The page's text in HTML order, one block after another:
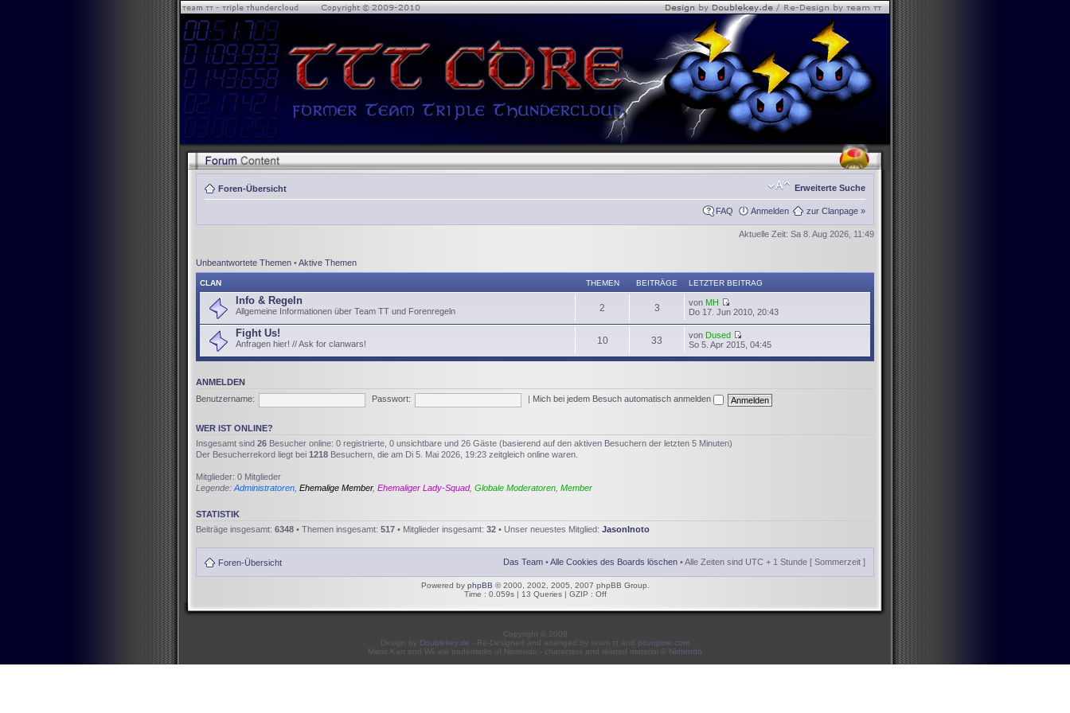
Foren-Übersicht Erweiterte Suche
FAQ Anmelden zur Clanpage »
Aktuelle Zeit: Sa 8. Aug 2026, 11:49
Unbeantwortete Themen •Aktive Themen
CLAN THEMEN BEITRÄGE LETZTER BEITRAG
Info & Regeln
Allgemeine Informationen über Team TT und Forenregeln 2 3 von MH
Do 17. Jun 2010, 20:43
Fight Us!
Anfragen hier! // Ask for clanwars! 10 33 von Dused
So 5. Apr 2015, 04:45
ANMELDEN
Benutzername:
Passwort: Mich bei jedem Besuch automatisch anmelden
WER IST ONLINE?
Insgesamt sind 26 Besucher online: 0 registrierte, 0 unsichtbare und 26 Gäste (basierend auf den aktiven Besuchern der letzten 5 Minuten)
Der Besucherrekord liegt bei 1218 Besuchern, die am Di 5. Mai 2026, 19:23 zeitgleich online waren.
Mitglieder: 0 Mitglieder
Legende: Administratoren Ehemalige Member, Ehemaliger Lady-Squad, Globale Moderatoren Member
STATISTIK
Beiträge insgesamt: 6348 • Themen insgesamt: 517 • Mitglieder insgesamt: 32 • Unser neuestes Mitglied: JasonInoto
Foren-Übersicht Das Team •Alle Cookies des Boards löschen • Alle Zeiten sind UTC + 1 Stunde [ Sommerzeit ]
Powered by phpBB © 2000, 2002, 2005, 2007 phpBB Group.
Time : 0.059s | 13 Queries | GZIP : Off
Copyright © 2009
Design by Doublekey.de - Re-Designed and arranged by τeam ττ and povupine.com
Mario Kart and Wii are trademarks of Nintendo - characters and related material © Nintendo